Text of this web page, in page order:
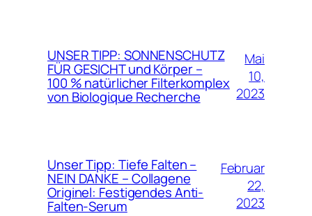
UNSER TIPP: SONNENSCHUTZ
FÜR GESICHT und Körper –
100 % natürlicher Filterkomplex
von Biologique Recherche
Mai
10,
2023
Unser Tipp: Tiefe Falten –
NEIN DANKE – Collagene
Originel: Festigendes Anti-
Falten-Serum
Februar
22,
2023